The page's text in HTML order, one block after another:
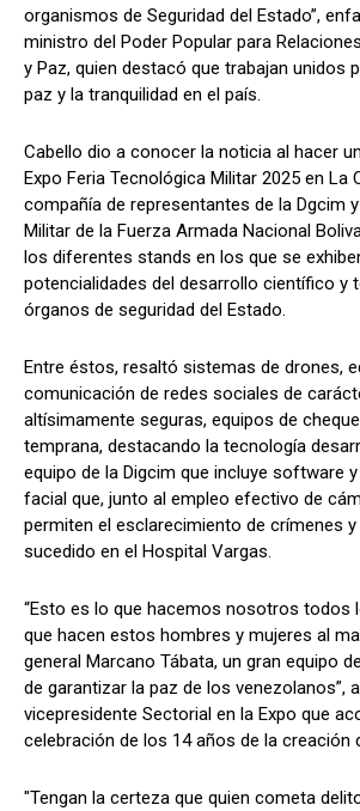
organismos de Seguridad del Estado”,
ministro del Poder Popular para
y Paz, quien destacó que trabajan unidos
paz y la tranquilidad en el país.
Cabello dio a conocer la noticia al hacer
Expo Feria Tecnológica Militar 2025 en La
compañía de representantes de la Dgcim
Militar de la Fuerza Armada Nacional
los diferentes stands en los que se
potencialidades del desarrollo científico y
órganos de seguridad del Estado.
Entre éstos, resaltó sistemas de drones,
comunicación de redes sociales de
altísimamente seguras, equipos de
temprana, destacando la tecnología
equipo de la Digcim que incluye software
facial que, junto al empleo efectivo de
permiten el esclarecimiento de crímenes
sucedido en el Hospital Vargas.
“Esto es lo que hacemos nosotros todos
que hacen estos hombres y mujeres al
general Marcano Tábata, un gran equipo
de garantizar la paz de los venezolanos”,
vicepresidente Sectorial en la Expo que
celebración de los 14 años de la creación
"Tengan la certeza que quien cometa